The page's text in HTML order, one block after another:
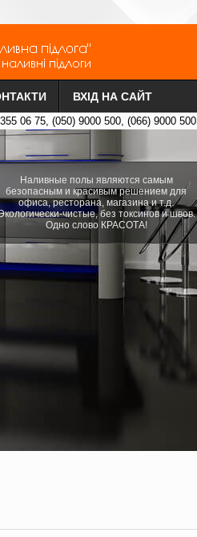
ВХІД НА САЙТ
06 75, (050) 9000 500, (066) 9000 500
Наливные полы являются самым
безопасным и красивым решением для
офиса, ресторана, магазина и т.д.
чистые, без токсинов и швов.
Одно слово КРАСОТА!